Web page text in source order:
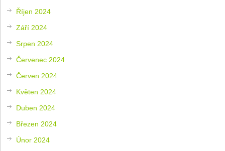
Říjen 2024
Září 2024
Srpen 2024
Červenec 2024
Červen 2024
Květen 2024
Duben 2024
Březen 2024
Únor 2024